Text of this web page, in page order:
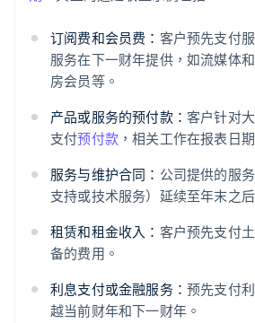
订阅费和会员费： 客户预先支付
服务在下一财年提供，如流媒体
房会员等。
产品或服务的预付款： 客户针对
支付预付款 ，相关工作在报表日
服务与维护合同： 公司提供的服
支持或技术服务）延续至年末之后
租赁和租金收入： 客户预先支付
备的费用。
利息支付或金融服务： 预先支付
越当前财年和下一财年。